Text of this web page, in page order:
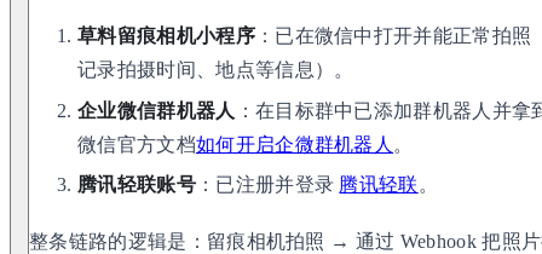
草料留痕相机小程序：已在微信中打开并能正常拍照
记录拍摄时间、地点等信息）。
企业微信群机器人 ：在目标群中已添加群机器人并
微信官方文档如何开启企微群机器人 。
腾讯轻联账号：已注册并登录 腾讯轻联 。
整条链路的逻辑是：留痕相机拍照 → 通过 Webhook 把照